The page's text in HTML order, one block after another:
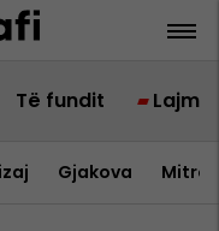
Të fundit Lajme
Gjakova